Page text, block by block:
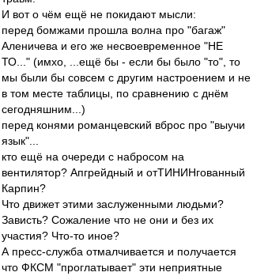
И вот о чём ещё не покидают мысли:
перед бомжами прошла волна про "багаж"
Аленичева и его же несвоевременное "НЕ
ТО..." (имхо, ...ещё бы - если бы было "то", то
мы были бы совсем с другим настроением и не
в том месте таблицы, по сравнению с днём
сегодняшним...)
перед конями романцевский вброс про "выучи
язык"...
кто ещё на очереди с набросом на
вентилятор? Апгрейдный и отТИНИНгованный
Карпин?
Что движет этими заслуженными людьми?
Зависть? Сожаление что не они и без их
участия? Что-то иное?
А пресс-служба отмалчивается и получается
что ФКСМ "проглатывает" эти неприятные